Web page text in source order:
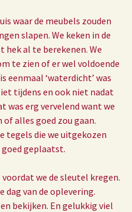
waar de meubels zouden
slapen. We keken in de
al te berekenen. We
te zien of er wel voldoende
eenmaal ‘waterdicht’ was
tijdens en ook niet nadat
was erg vervelend want we
alles goed zou gaan.
tegels die we uitgekozen
goed geplaatst.
we de sleutel kregen.
dag van de oplevering.
bekijken. En gelukkig viel